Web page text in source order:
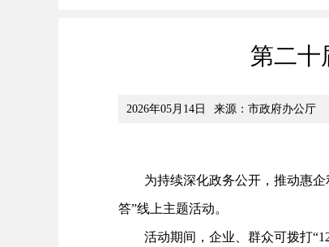
第二十
2026年05月14日 来源：市政府办公厅
为持续深化政务公开，推动惠企利
答”线上主题活动。
活动期间，企业、群众可拨打